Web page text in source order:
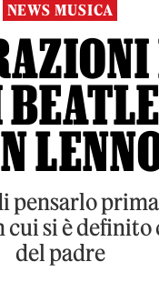
NEWS MUSICA
pensarlo
si è
del padre